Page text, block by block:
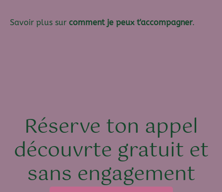
Savoir plus sur comment je peux t'accompagner.
Réserve ton appel
découvrte gratuit et
sans engagement